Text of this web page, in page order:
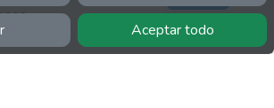
Aceptar todo